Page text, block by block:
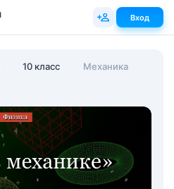
10 класс Механика
Вход